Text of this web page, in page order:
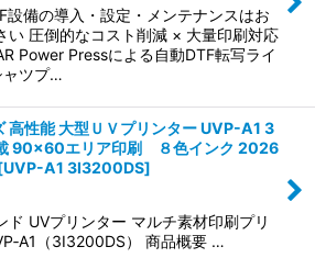
設備の導入・設定・メンテナンスはお
い 圧倒的なコスト削減 × 大量印刷対応
Power Pressによる自動DTF転写ライ
ャツプ…
高性能 大型ＵＶプリンター UVP-A1 3
90×60エリア印刷 ８色インク 2026
UVP-A1 3I3200DS]
ド UVプリンター マルチ素材印刷プリ
（3I3200DS） 商品概要 …